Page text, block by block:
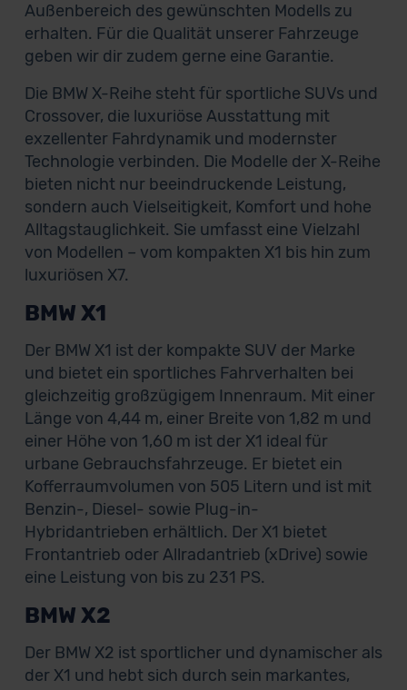
Außenbereich des gewünschten Modells zu
erhalten. Für die Qualität unserer Fahrzeuge
geben wir dir zudem gerne eine Garantie.
Die BMW X-Reihe steht für sportliche SUVs und
Crossover, die luxuriöse Ausstattung mit
exzellenter Fahrdynamik und modernster
Technologie verbinden. Die Modelle der X-Reihe
bieten nicht nur beeindruckende Leistung,
sondern auch Vielseitigkeit, Komfort und hohe
Alltagstauglichkeit. Sie umfasst eine Vielzahl
von Modellen – vom kompakten X1 bis hin zum
luxuriösen X7.
BMW X1
Der BMW X1 ist der kompakte SUV der Marke
und bietet ein sportliches Fahrverhalten bei
gleichzeitig großzügigem Innenraum. Mit einer
Länge von 4,44 m, einer Breite von 1,82 m und
einer Höhe von 1,60 m ist der X1 ideal für
urbane Gebrauchsfahrzeuge. Er bietet ein
Kofferraumvolumen von 505 Litern und ist mit
Benzin-, Diesel- sowie Plug-in-
Hybridantrieben erhältlich. Der X1 bietet
Frontantrieb oder Allradantrieb (xDrive) sowie
eine Leistung von bis zu 231 PS.
BMW X2
Der BMW X2 ist sportlicher und dynamischer als
der X1 und hebt sich durch sein markantes,